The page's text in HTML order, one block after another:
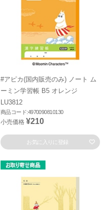
#アピカ(国内販売のみ) ノート ム
ーミン学習帳 B5 オレンジ
LU3812
商品コード:4970090810130
小売価格 ¥210
お気に入りに登録